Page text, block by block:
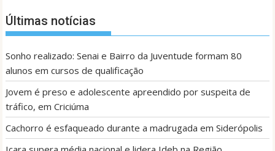
Últimas notícias
Sonho realizado: Senai e Bairro da Juventude formam 80
alunos em cursos de qualificação
Jovem é preso e adolescente apreendido por suspeita de
tráfico, em Criciúma
Cachorro é esfaqueado durante a madrugada em Siderópolis